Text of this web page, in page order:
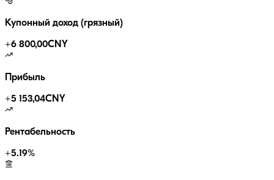
Купонный доход (грязный)
+6 800,00CNY
Прибыль
+5 153,04CNY
Рентабельность
+5.19%